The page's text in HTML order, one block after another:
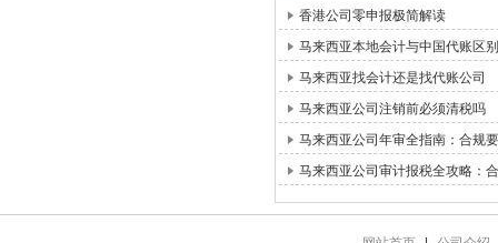
香港公司零申报极简解读
马来西亚本地会计与中国代账区别
马来西亚找会计还是找代账公司
马来西亚公司注销前必须清税吗
马来西亚公司年审全指南：合规
马来西亚公司审计报税全攻略：